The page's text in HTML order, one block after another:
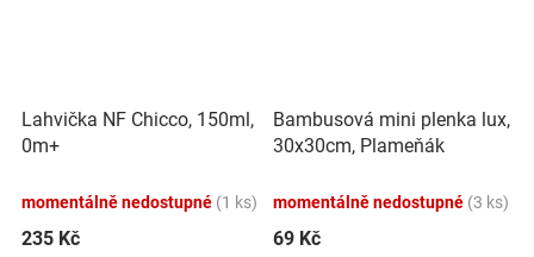
Lahvička NF Chicco, 150ml,
0m+
momentálně nedostupné (1 ks)
235 Kč
Bambusová mini plenka lux,
30x30cm, Plameňák
momentálně nedostupné (3 ks)
69 Kč